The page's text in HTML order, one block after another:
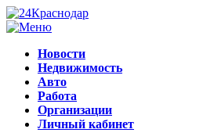
Новости
Недвижимость
Авто
Работа
Организации
Личный кабинет